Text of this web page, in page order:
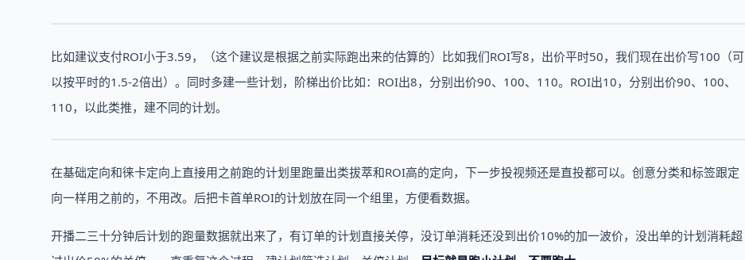
比如建议支付ROI小于3.59，（这个建议是根据之前实际跑出来的估算的）比如我们ROI写8，出价平时50，我们现在出价写100（可
以按平时的1.5-2倍出）。同时多建一些计划，阶梯出价比如：ROI出8，分别出价90、100、110。ROI出10，分别出价90、100、
110，以此类推，建不同的计划。
在基础定向和徕卡定向上直接用之前跑的计划里跑量出类拔萃和ROI高的定向，下一步投视频还是直投都可以。创意分类和标签跟定
向一样用之前的，不用改。后把卡首单ROI的计划放在同一个组里，方便看数据。
开播二三十分钟后计划的跑量数据就出来了，有订单的计划直接关停，没订单消耗还没到出价10%的加一波价，没出单的计划消耗超